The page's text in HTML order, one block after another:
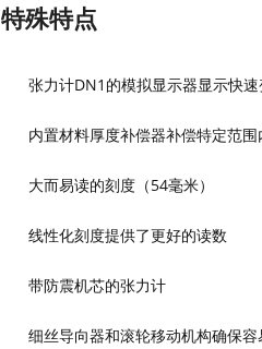
特殊特点
张力计DN1的模拟显示器显示快
内置材料厚度补偿器补偿特定范
大而易读的刻度（54毫米）
线性化刻度提供了更好的读数
带防震机芯的张力计
细丝导向器和滚轮移动机构确保